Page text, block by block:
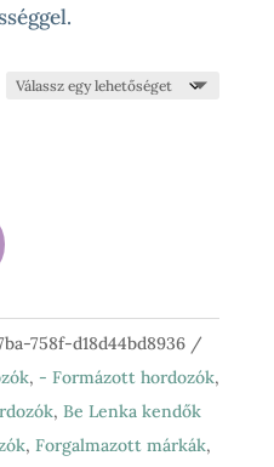
000 Ft
758f-d18d44bd8936
, - Formázott hordozók,
, Be Lenka kendők
, Forgalmazott márkák,